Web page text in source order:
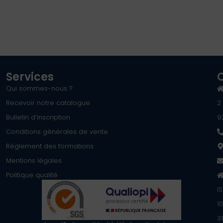
Services
Qui sommes-nous ?
Recevoir notre catalogue
Bulletin d’inscription
Conditions générales de vente
Règlement des formations
Mentions légales
Politique qualité